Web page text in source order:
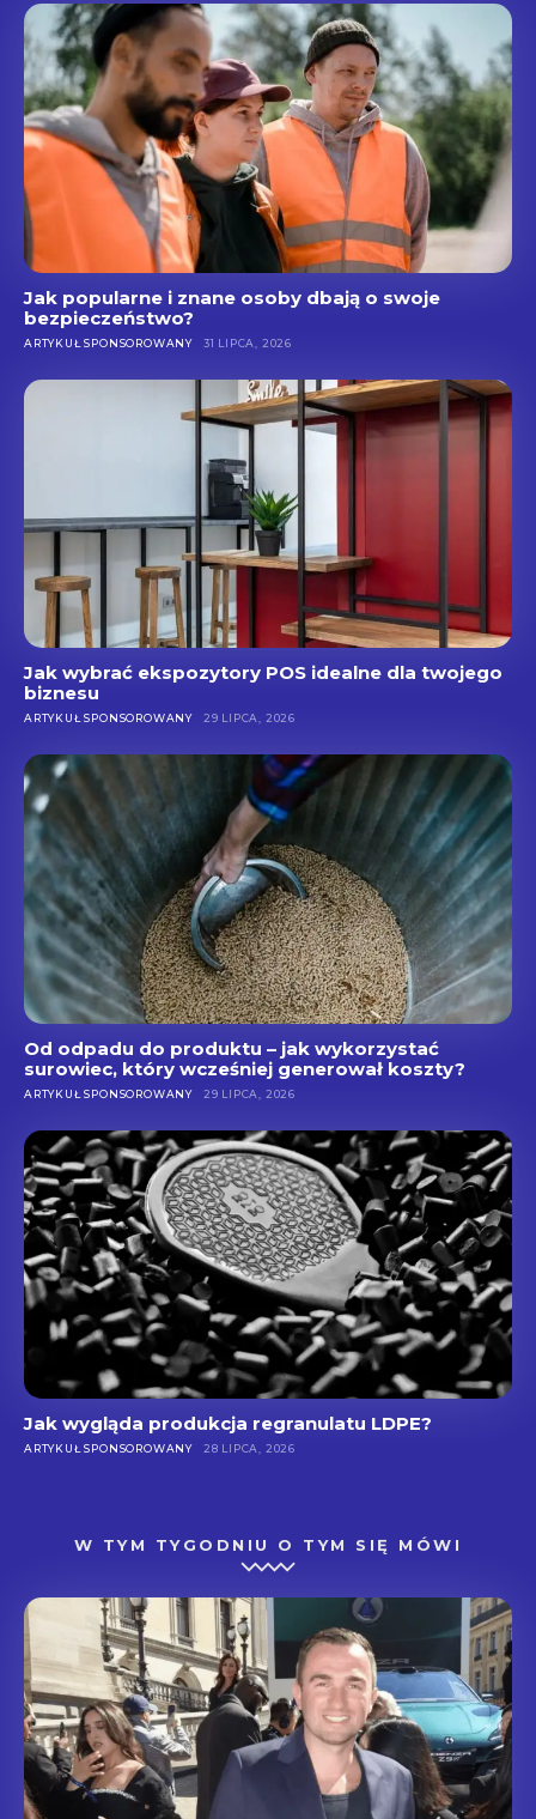
Jak popularne i znane osoby dbają o swoje
bezpieczeństwo?
ARTYKUŁ SPONSOROWANY 31 LIPCA, 2026
Jak wybrać ekspozytory POS idealne dla twojego
biznesu
ARTYKUŁ SPONSOROWANY 29 LIPCA, 2026
Od odpadu do produktu – jak wykorzystać
surowiec, który wcześniej generował koszty?
ARTYKUŁ SPONSOROWANY 29 LIPCA, 2026
Jak wygląda produkcja regranulatu LDPE?
ARTYKUŁ SPONSOROWANY 28 LIPCA, 2026
W TYM TYGODNIU O TYM SIĘ MÓWI